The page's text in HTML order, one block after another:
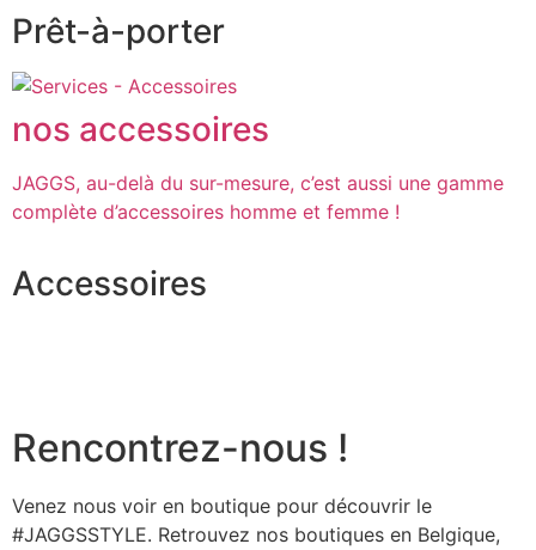
Prêt-à-porter
nos accessoires
JAGGS, au-delà du sur-mesure, c’est aussi une gamme
complète d’accessoires homme et femme !
Accessoires
Rencontrez-nous !
Venez nous voir en boutique pour découvrir le
#JAGGSSTYLE. Retrouvez nos boutiques en Belgique,